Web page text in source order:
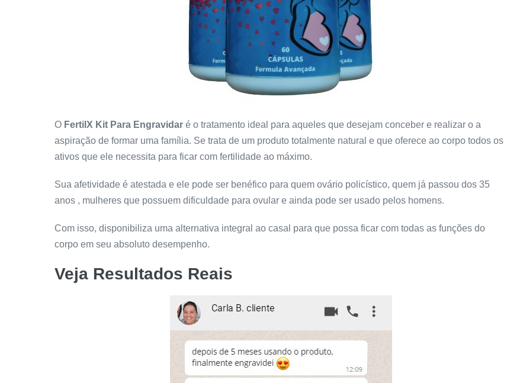
O FertilX Kit Para Engravidar é o tratamento ideal para aqueles que desejam conceber e realizar o a
aspiração de formar uma família. Se trata de um produto totalmente natural e que oferece ao corpo todos os
ativos que ele necessita para ficar com fertilidade ao máximo.
Sua afetividade é atestada e ele pode ser benéfico para quem ovário policístico, quem já passou dos 35
anos , mulheres que possuem dificuldade para ovular e ainda pode ser usado pelos homens.
Com isso, disponibiliza uma alternativa integral ao casal para que possa ficar com todas as funções do
corpo em seu absoluto desempenho.
Veja Resultados Reais